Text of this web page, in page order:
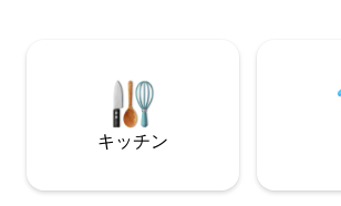
ストのヨーロッパパークは大きな魅力で
キッチン